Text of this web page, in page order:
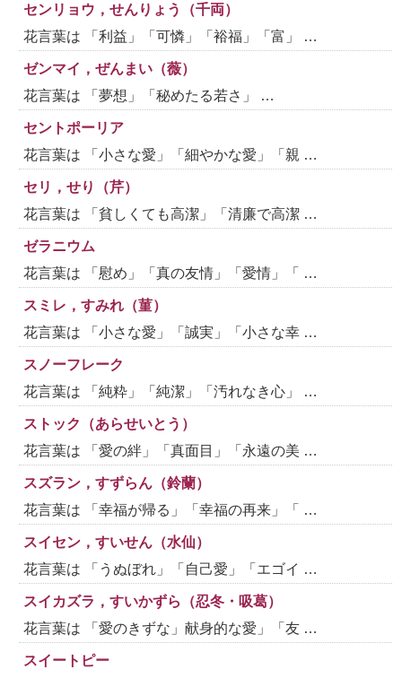
センリョウ，せんりょう（千両）
花言葉は 「利益」「可憐」「裕福」「富」 …
ゼンマイ，ぜんまい（薇）
花言葉は 「夢想」「秘めたる若さ」 …
セントポーリア
花言葉は 「小さな愛」「細やかな愛」「親 …
セリ，せり（芹）
花言葉は 「貧しくても高潔」「清廉で高潔 …
ゼラニウム
花言葉は 「慰め」「真の友情」「愛情」「 …
スミレ，すみれ（菫）
花言葉は 「小さな愛」「誠実」「小さな幸 …
スノーフレーク
花言葉は 「純粋」「純潔」「汚れなき心」 …
ストック（あらせいとう）
花言葉は 「愛の絆」「真面目」「永遠の美 …
スズラン，すずらん（鈴蘭）
花言葉は 「幸福が帰る」「幸福の再来」「 …
スイセン，すいせん（水仙）
花言葉は 「うぬぼれ」「自己愛」「エゴイ …
スイカズラ，すいかずら（忍冬・吸葛）
花言葉は 「愛のきずな」献身的な愛」「友 …
スイートピー